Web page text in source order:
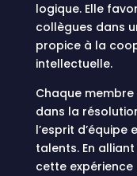
logique. Elle
collègues dans
propice à la
intellectuelle.
Chaque membre
dans la
l’esprit
talents. En
cette expérience